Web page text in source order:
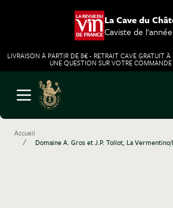
La Cave du
Caviste de
LIVRAISON À PARTIR DE 8€ - RETRAIT CAVE GRATUIT À
UNE QUESTION SUR VOTRE
Aller au contenu
Ouvrir le menu
Accueil
/ Domaine A. Gros et J.P. Tollot, La Vermentino/